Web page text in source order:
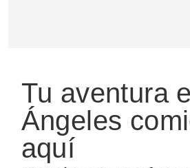
Tu aventura
Ángeles
aquí